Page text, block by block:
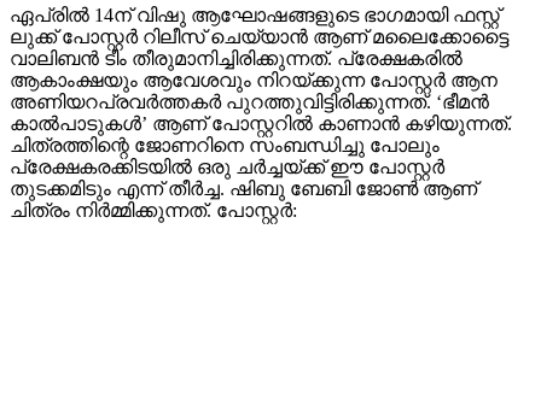
ഏപ്രിൽ 14ന് വിഷു ആഘോഷങ്ങളുടെ ഭാഗമായി ഫസ്റ്റ്
ലുക്ക് പോസ്റ്റർ റിലീസ് ചെയ്യാൻ ആണ് മലൈക്കോട്ടൈ
വാലിബൻ ടീം തീരുമാനിച്ചിരിക്കുന്നത്. പ്രേക്ഷകരിൽ
ആകാംക്ഷയും ആവേശവും നിറയ്ക്കുന്ന പോസ്റ്റർ ആന
അണിയറപ്രവർത്തകർ പുറത്തുവിട്ടിരിക്കുന്നത്. ‘ഭീമൻ
കാൽപാടുകൾ’ ആണ് പോസ്റ്ററിൽ കാണാൻ കഴിയുന്നത്.
ചിത്രത്തിന്റെ ജോണറിനെ സംബന്ധിച്ചു പോലും
പ്രേക്ഷകരക്കിടയിൽ ഒരു ചർച്ചയ്ക്ക് ഈ പോസ്റ്റർ
തുടക്കമിടും എന്ന് തീർച്ച. ഷിബു ബേബി ജോൺ ആണ്
ചിത്രം നിർമ്മിക്കുന്നത്. പോസ്റ്റർ: